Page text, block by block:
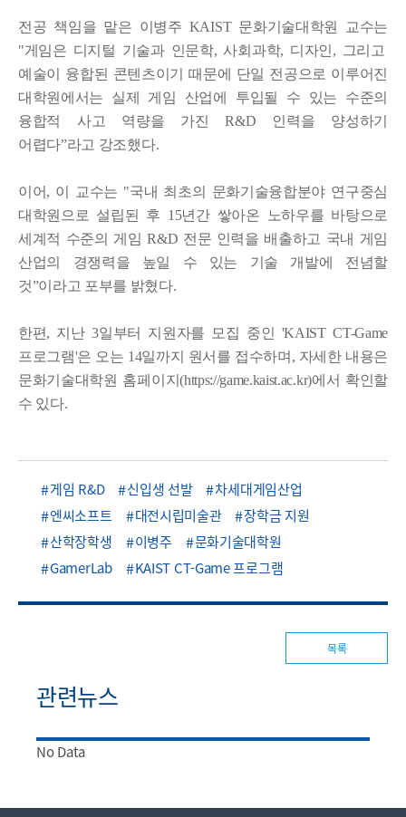
전공 책임을 맡은 이병주 KAIST 문화기술대학원 교수는
"게임은 디지털 기술과 인문학, 사회과학, 디자인 , 그리고
예술이 융합된 콘텐츠이기 때문에 단일 전공으로 이루어진
대학원에서는 실제 게임 산업에 투입될 수 있는 수준의
융합적 사고 역량을 가진
R&D 인력을 양성하기
어렵다ˮ라고 강조했다.
이어, 이 교수는 "국내 최초의 문화기술융합분야 연구중심
대학원으로 설립된 후 15년간 쌓아온 노하우를 바탕으로
세계적 수준의 게임 R&D 전문 인력을 배출하고 국내 게임
산업의 경쟁력을 높일 수 있는 기술 개발에 전념할
것ˮ이라고 포부를 밝혔다.
한편, 지난3일부터 지원자를 모집 중인
'KAIST CT-Game
프로그램'은 오는 14일까지 원서를 접수하며 , 자세한 내용은
문화기술대학원 홈페이지(https://game.kaist.ac.kr)에서 확인할
수 있다.
게임 R&D 신입생 선발
차세대게임산업
엔씨소프트
대전시립미술관
장학금 지원
산학장학생
이병주
문화기술대학원
GamerLab
KAIST CT-Game 프로그램
목록
관련뉴스
No Data